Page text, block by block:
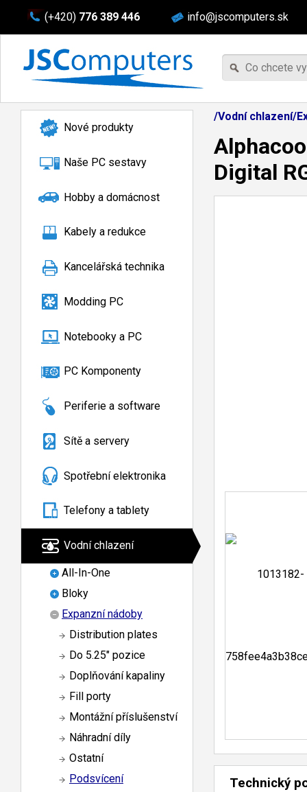
(+420) 776 389 446 info@jscomputers.sk
Nové produkty
Naše PC sestavy
Hobby a domácnost
Kabely a redukce
Kancelářská technika
Modding PC
Notebooky a PC
PC Komponenty
Periferie a software
Sítě a servery
Spotřební elektronika
Telefony a tablety
Vodní chlazení
All-In-One
Bloky
Expanzní nádoby
Distribution plates
Do 5.25" pozice
Doplňování kapaliny
Fill porty
Montážní příslušenství
Náhradní díly
Ostatní
Podsvícení
/Vodní chlazení/
Digital
Technický